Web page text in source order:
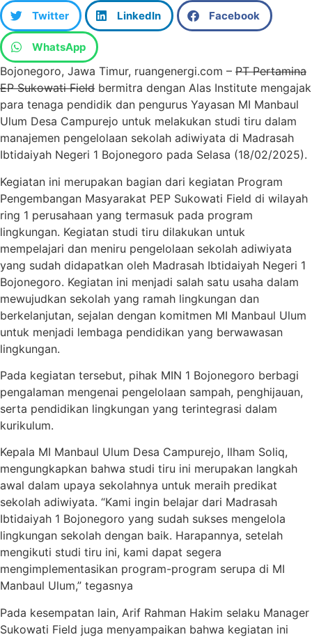
Twitter LinkedIn Facebook
WhatsApp
Bojonegoro, Jawa Timur, ruangenergi.com – PT Pertamina
EP Sukowati Field bermitra dengan Alas Institute mengajak
para tenaga pendidik dan pengurus Yayasan MI Manbaul
Ulum Desa Campurejo untuk melakukan studi tiru dalam
manajemen pengelolaan sekolah adiwiyata di Madrasah
Ibtidaiyah Negeri 1 Bojonegoro pada Selasa (18/02/2025).
Kegiatan ini merupakan bagian dari kegiatan Program
Pengembangan Masyarakat PEP Sukowati Field di wilayah
ring 1 perusahaan yang termasuk pada program
lingkungan. Kegiatan studi tiru dilakukan untuk
mempelajari dan meniru pengelolaan sekolah adiwiyata
yang sudah didapatkan oleh Madrasah Ibtidaiyah Negeri 1
Bojonegoro. Kegiatan ini menjadi salah satu usaha dalam
mewujudkan sekolah yang ramah lingkungan dan
berkelanjutan, sejalan dengan komitmen MI Manbaul Ulum
untuk menjadi lembaga pendidikan yang berwawasan
lingkungan.
Pada kegiatan tersebut, pihak MIN 1 Bojonegoro berbagi
pengalaman mengenai pengelolaan sampah, penghijauan,
serta pendidikan lingkungan yang terintegrasi dalam
kurikulum.
Kepala MI Manbaul Ulum Desa Campurejo, Ilham Soliq,
mengungkapkan bahwa studi tiru ini merupakan langkah
awal dalam upaya sekolahnya untuk meraih predikat
sekolah adiwiyata. “Kami ingin belajar dari Madrasah
Ibtidaiyah 1 Bojonegoro yang sudah sukses mengelola
lingkungan sekolah dengan baik. Harapannya, setelah
mengikuti studi tiru ini, kami dapat segera
mengimplementasikan program-program serupa di MI
Manbaul Ulum,” tegasnya
Pada kesempatan lain, Arif Rahman Hakim selaku Manager
Sukowati Field juga menyampaikan bahwa kegiatan ini